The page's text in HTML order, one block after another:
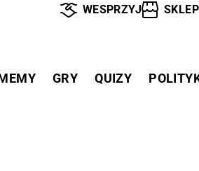
WESPRZYJ SKLEP
GRY QUIZY